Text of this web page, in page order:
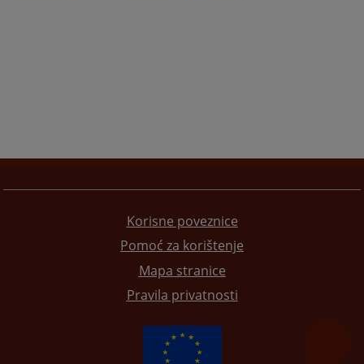
Korisne poveznice
Pomoć za korištenje
Mapa stranice
Pravila privatnosti